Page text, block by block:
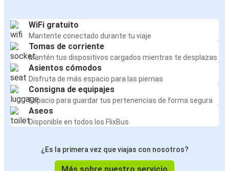
WiFi gratuito
Mantente conectado durante tu viaje
Tomas de corriente
Mantén tus dispositivos cargados mientras te desplazas
Asientos cómodos
Disfruta de más espacio para las piernas
Consigna de equipajes
Espacio para guardar tus pertenencias de forma segura
Aseos
Disponible en todos los FlixBus
¿Es la primera vez que viajas con nosotros?